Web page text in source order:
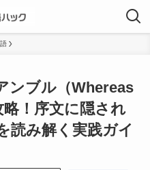
ンブル（Whereas
！序文に隠され
読み解く実践ガイ